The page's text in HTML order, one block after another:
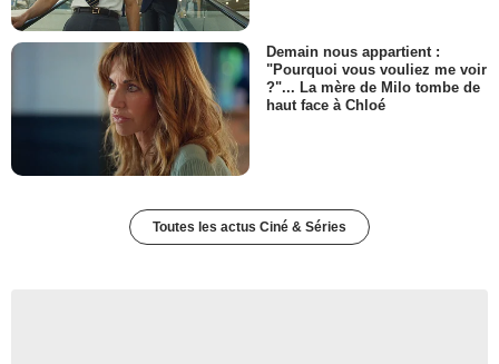
Demain nous appartient :
"Pourquoi vous vouliez me voir
?"... La mère de Milo tombe de
haut face à Chloé
Toutes les actus Ciné & Séries